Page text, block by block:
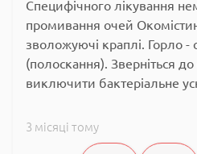
Специфічного лікування
промивання очей
зволожуючі краплі. Горло -
(полоскання). Зверніться
виключити бактеріальне
3 місяці тому